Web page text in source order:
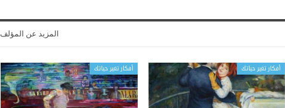
المزيد عن المؤلف
أفكار تغير حياتك أفكار تغير حياتك